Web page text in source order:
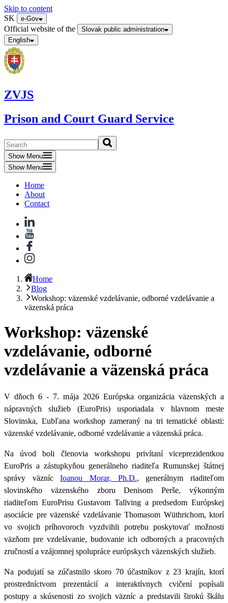
Skip to content
SK
e-Gov
Official website of the
Slovak public administration
English
ZVJS
Prison and Court Guard Service
Show Menu
Show Menu
Home
About
Contact
Home
Blog
Workshop: väzenské vzdelávanie, odborné vzdelávanie a
väzenská práca
Workshop: väzenské
vzdelávanie, odborné
vzdelávanie a väzenská práca
V dňoch 6 - 7. mája 2026 Európska organizácia väzenských a
nápravných služieb (EuroPris) usporiadala v hlavnom meste
Slovinska, Ľubľana workshop zameraný na tri tematické oblasti:
väzenské vzdelávanie, odborné vzdelávanie a väzenská práca.
Na úvod boli členovia workshopu privítaní viceprezidentkou
EuroPris a zástupkyňou generálneho riaditeľa Rumunskej štátnej
správy väznícIoanou Morar, Ph.D., generálnym riaditeľom
slovinského väzenského zboru Denisom Perše, výkonným
riaditeľom EuroPrisu Gustavom Tallving a predsedom Európskej
asociácie pre väzenské vzdelávanieThomasom Wüthrichom, ktorí
vo svojich príhovoroch vyzdvihli potrebu poskytovať možnosti
väzňom pre vzdelávanie, budovanie ich odborných a pracovných
zručností a vzájomnej spolupráce európskych väzenských služieb.
Na podujatí sa zúčastnilo skoro 70 účastníkov z 23 krajín, ktorí
prostredníctvom prezentácií a interaktívnych cvičení popísali
postupy a skúsenosti zo svojich väzníc a predstavili širokú škálu